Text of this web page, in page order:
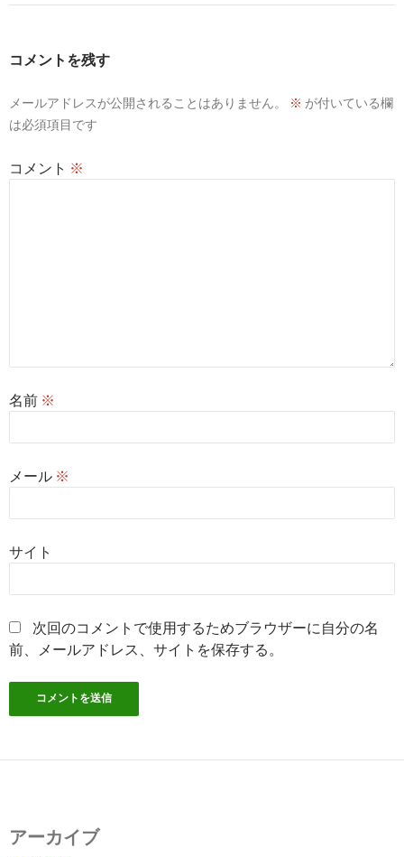
ゲ
ョ
コメントを残す
メールアドレスが公開されることはありません。 ※ が付いている欄
は必須項目です
コメント ※
名前 ※
メール ※
サイト
次回のコメントで使用するためブラウザーに自分の名
前、メールアドレス、サイトを保存する。
アーカイブ